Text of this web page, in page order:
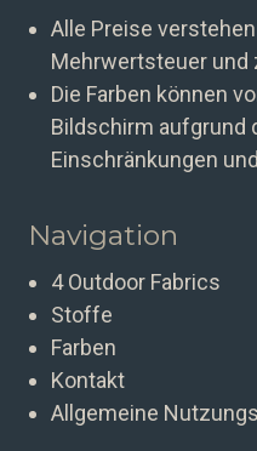
Alle Preise
Mehrwertsteuer und
Die Farben können
Bildschirm aufgrund
Einschränkungen
Navigation
4 Outdoor Fabrics
Stoffe
Farben
Kontakt
Allgemeine